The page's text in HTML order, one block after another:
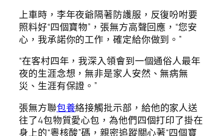
上車時，李年夜爺隔著防護服，反復吩咐要
照料好“四個寶物”，張無方高聲回應，“您安
心，我承諾你的工作，確定給你做到。”
“在客村四年，我深入領會到一個通俗人最年
夜的生涯念想，無非是家人安然、無病無
災、生涯有保證。”
張無方聯包養絡接觸批示部，給他的家人送
往了4包物質愛心包，為他們四個打印了掛在
身上的“粵核酸”碼，親密追蹤關心著“四個寶